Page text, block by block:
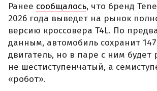
Ранее сообщалось, что бренд
2026 года выведет на рынок
версию кроссовера T4L. По
данным, автомобиль сохранит
двигатель, но в паре с ним будет
не шестиступенчатый, а
«робот».